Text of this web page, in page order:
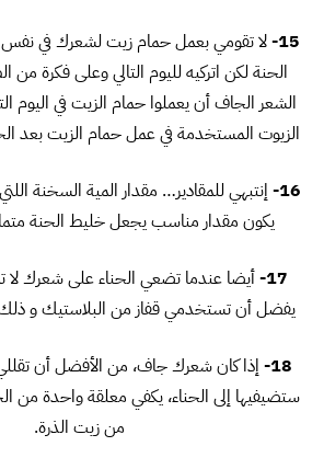
15- لا تقومي بعمل حمام زيت لشعرك في
الحنة لكن اتركيه لليوم التالي وعلى فكرة
الشعر الجاف أن يعملوا حمام الزيت في اليوم
الزيوت المستخدمة في عمل حمام الزيت بعد
16- إنتبهي للمقادير… مقدار المية السخنة
يكون مقدار مناسب يجعل خليط الحنة
17- أيضا عندما تضعي الحناء على شعرك
يفضل أن تستخدمي قفاز من البلاستيك و ذلك
18- إذا كان شعرك جاف، من الأفضل أن
من زيت الذرة.